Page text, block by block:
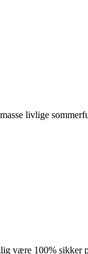
livlige
være 100% sikker